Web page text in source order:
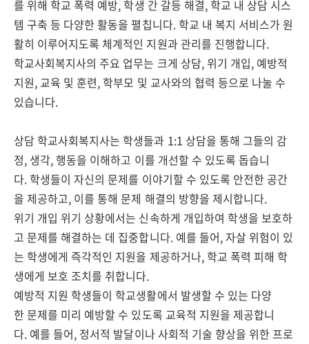
를 위해 학교 폭력 예방, 학생 간 갈등 해결, 학교 내 상담 시스
템 구축 등 다양한 활동을 펼칩니다. 학교 내 복지 서비스가 원
활히 이루어지도록 체계적인 지원과 관리를 진행합니다.
학교사회복지사의 주요 업무는 크게 상담, 위기 개입, 예방적
지원, 교육 및 훈련, 학부모 및 교사와의 협력 등으로 나눌 수
있습니다.
상담 학교사회복지사는 학생들과 1:1 상담을 통해 그들의 감
정, 생각, 행동을 이해하고 이를 개선할 수 있도록 돕습니
다. 학생들이 자신의 문제를 이야기할 수 있도록 안전한 공간
을 제공하고, 이를 통해 문제 해결의 방향을 제시합니다.
위기 개입 위기 상황에서는 신속하게 개입하여 학생을 보호하
고 문제를 해결하는 데 집중합니다. 예를 들어, 자살 위험이 있
는 학생에게 즉각적인 지원을 제공하거나, 학교 폭력 피해 학
생에게 보호 조치를 취합니다.
예방적 지원 학생들이 학교생활에서 발생할 수 있는 다양
한 문제를 미리 예방할 수 있도록 교육적 지원을 제공합니
다. 예를 들어, 정서적 발달이나 사회적 기술 향상을 위한 프로